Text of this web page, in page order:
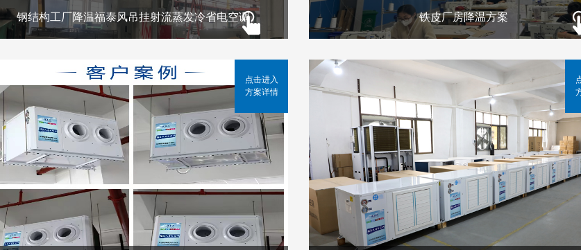
钢结构工厂降温福泰风吊挂射流蒸发冷省电空调 铁皮厂房降温方案
点击进入
方案详情